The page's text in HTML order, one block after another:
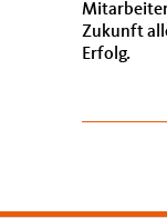
Zukunft
Erfolg.